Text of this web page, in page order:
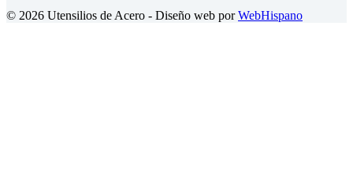
© 2026 Utensilios de Acero - Diseño web porWebHispano